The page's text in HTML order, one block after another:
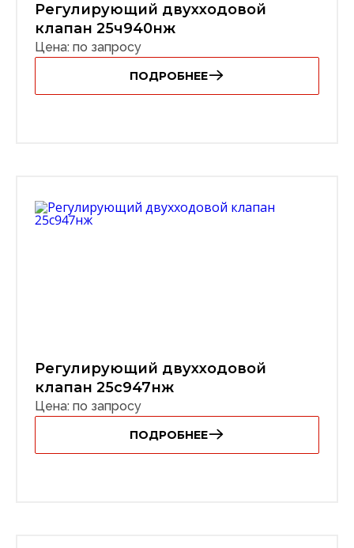
Регулирующий двухходовой
клапан 25ч940нж
Цена: по запросу
ПОДРОБНЕЕ
Регулирующий двухходовой
клапан 25с947нж
Цена: по запросу
ПОДРОБНЕЕ